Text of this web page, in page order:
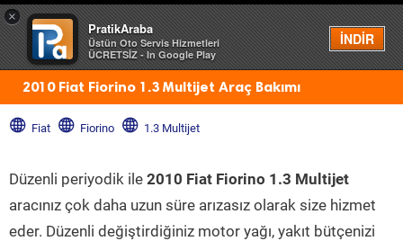
×
PratikAraba
Üstün Oto Servis Hizmetleri
ÜCRETSİZ - In Google Play
İNDİR
Menü
2010 Fiat Fiorino 1.3 Multijet Araç Bakımı
Fiat Fiorino 1.3 Multijet
Düzenli periyodik ile 2010 Fiat Fiorino 1.3 Multijet
aracınız çok daha uzun süre arızasız olarak size hizmet
eder. Düzenli değiştirdiğiniz motor yağı, yakıt bütçenizi